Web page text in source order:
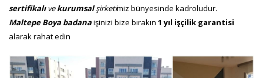
sertifikalıvekurumsalşirketimiz bünyesinde kadroludur.
MaltepeBoya badanaişinizi bize bırakın 1 yıl işçilik garantisi
alarak rahat edin